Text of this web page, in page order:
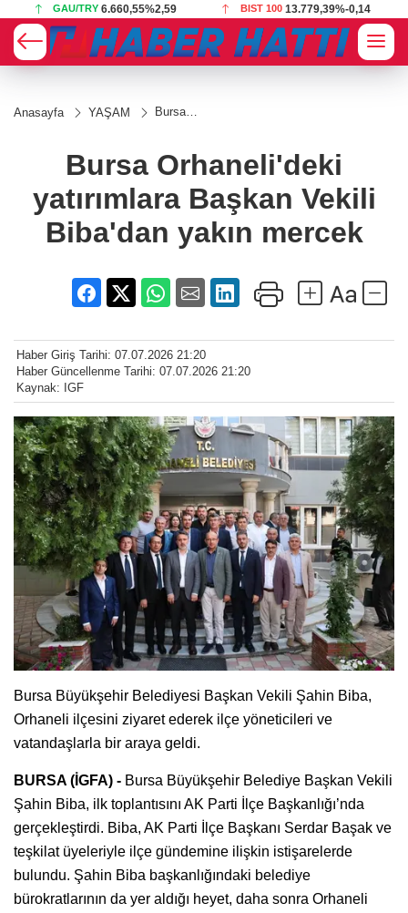
BIST 100 13.779,39%-0,14 USD 47,6787%0,18
Anasayfa YAŞAM
Bursa
Başkan
Vekili
yakın
mercek
Bursa Orhaneli'deki
yatırımlara Başkan Vekili
Biba'dan yakın mercek
Haber Giriş Tarihi: 07.07.2026 21:20
Haber Güncellenme Tarihi: 07.07.2026 21:20
Kaynak: IGF
Bursa Büyükşehir Belediyesi Başkan Vekili Şahin Biba,
Orhaneli ilçesini ziyaret ederek ilçe yöneticileri ve
vatandaşlarla bir araya geldi.
BURSA (İGFA) - Bursa Büyükşehir Belediye Başkan Vekili
Şahin Biba, ilk toplantısını AK Parti İlçe Başkanlığı’nda
gerçekleştirdi. Biba, AK Parti İlçe Başkanı Serdar Başak ve
teşkilat üyeleriyle ilçe gündemine ilişkin istişarelerde
bulundu. Şahin Biba başkanlığındaki belediye
bürokratlarının da yer aldığı heyet, daha sonra Orhaneli